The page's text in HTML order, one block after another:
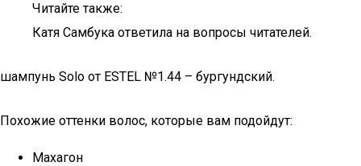
Читайте также:
Катя Самбука ответила на вопросы читателей.
шампунь Solo от ESTEL №1.44 – бургундский.
Похожие оттенки волос, которые вам подойдут:
Махагон